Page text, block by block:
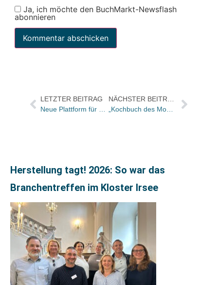
Ja, ich möchte den BuchMarkt-Newsflash
abonnieren
LETZTER BEITRAG
Neue Plattform für E-Produkte: Walter de Gruyter weitet Zusammenarbeit mit Atypon Systems aus
NÄCHSTER BEITRAG
„Kochbuch des Monats“ künftig auch in der „Allgemeinen Hotel- und Gaststättenzeitung“
Herstellung tagt! 2026: So war das
Branchentreffen im Kloster Irsee